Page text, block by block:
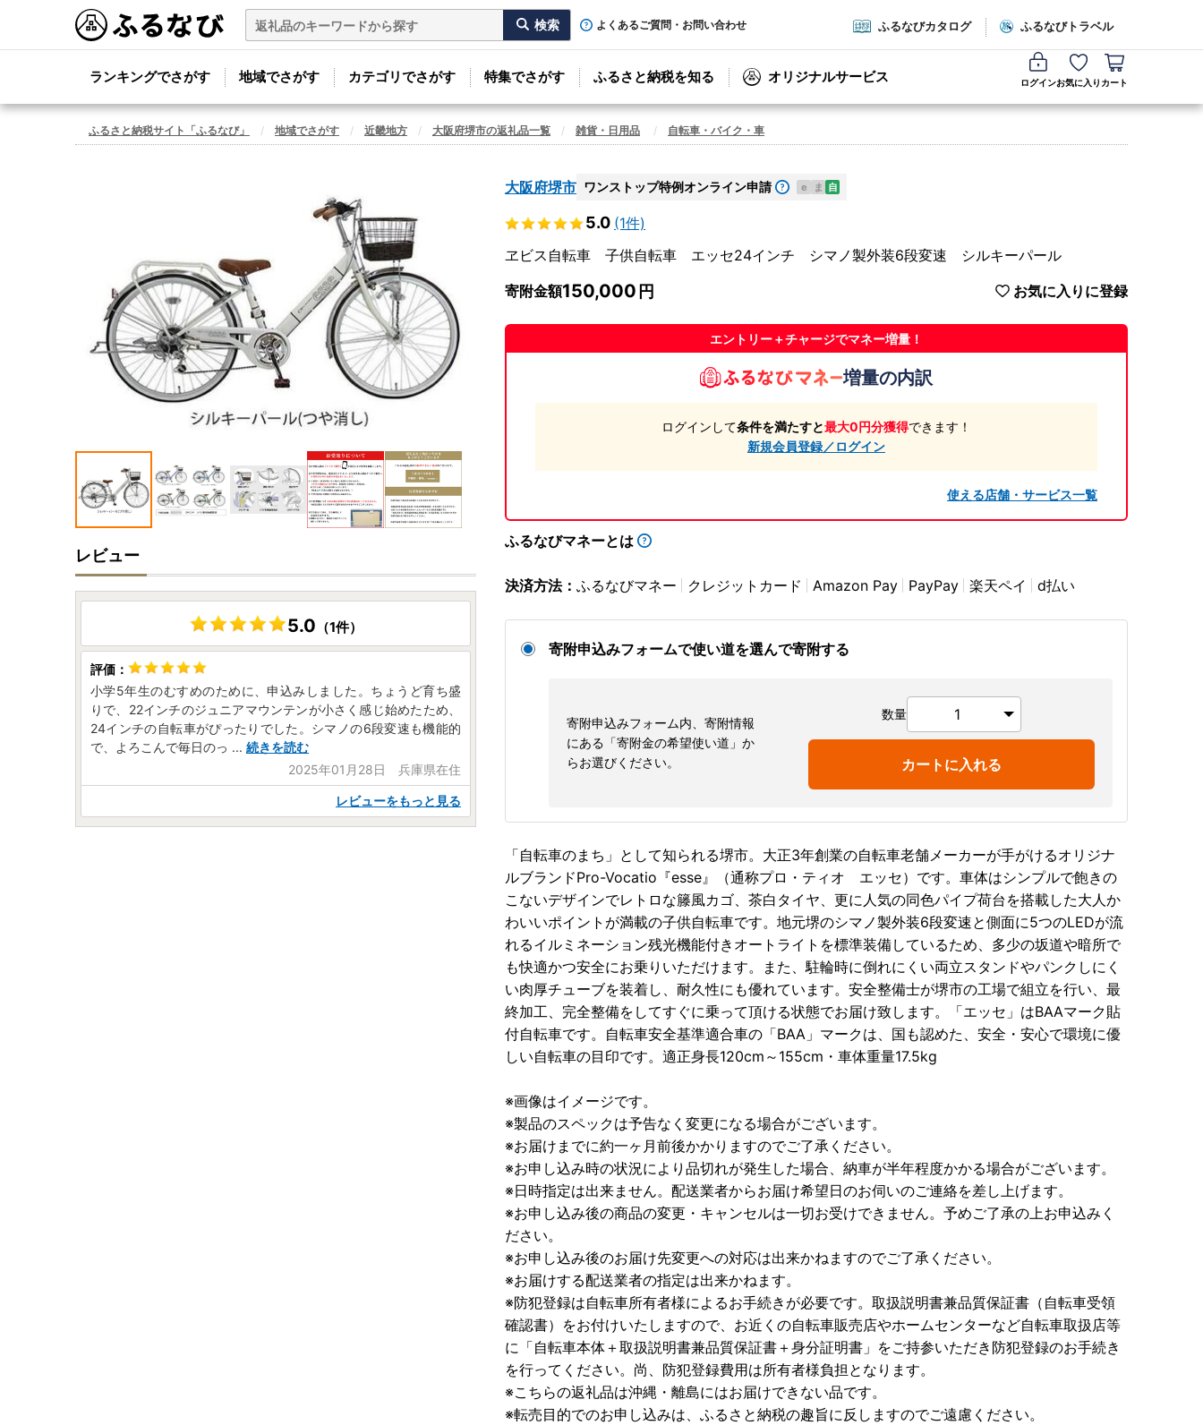
よくあるご質問・お問い合わせ ふるなびカタログ ふるなびトラベル
ランキングでさがす 地域でさがす カテゴリでさがす 特集でさがす ふるさと納税を知る オリジナルサービス ログインお気に入り カート
ふるさと納税サイト「ふるなび」 地域でさがす 近畿地方 大阪府堺市の返礼品一覧 雑貨・日用品 自転車・バイク・車
大阪府堺市 ワンストップ特例オンライン申請 e ま 自
5.0 (1件)
ヱビス自転車 子供自転車 エッセ24インチ シマノ製外装6段変速 シルキーパール
寄附金額150,000 お気に入りに登録
エントリー＋チャージでマネー増量！
増量の内訳
ログインして条件を満たすと最大0円分獲得できます！
新規会員登録／ログイン
使える店舗・サービス一覧
ふるなびマネーとは
決済方法： ふるなびマネー クレジットカード Amazon Pay PayPay 楽天ペイ d払い
寄附申込みフォームで使い道を選んで寄附する
寄附申込みフォーム内、寄附情報
にある「寄附金の希望使い道」か
らお選びください。
数量
カートに入れる
「自転車のまち」として知られる堺市。大正3年創業の自転車老舗メーカーが手がけるオリジナ
ルブランドPro-Vocatio『esse』（通称プロ・ティオ エッセ）です。車体はシンプルで飽きの
こないデザインでレトロな籐風カゴ、茶白タイヤ、更に人気の同色パイプ荷台を搭載した大人か
わいいポイントが満載の子供自転車です。地元堺のシマノ製外装6段変速と側面に5つのLEDが流
れるイルミネーション残光機能付きオートライトを標準装備しているため、多少の坂道や暗所で
も快適かつ安全にお乗りいただけます。また、駐輪時に倒れにくい両立スタンドやパンクしにく
い肉厚チューブを装着し、耐久性にも優れています。安全整備士が堺市の工場で組立を行い、最
終加工、完全整備をしてすぐに乗って頂ける状態でお届け致します。「エッセ」はBAAマーク貼
付自転車です。自転車安全基準適合車の「BAA」マークは、国も認めた、安全・安心で環境に優
しい自転車の目印です。適正身長120cm～155cm・車体重量17.5kg
※画像はイメージです。
※製品のスペックは予告なく変更になる場合がございます。
※お届けまでに約一ヶ月前後かかりますのでご了承ください。
※お申し込み時の状況により品切れが発生した場合、納車が半年程度かかる場合がございます。
※日時指定は出来ません。配送業者からお届け希望日のお伺いのご連絡を差し上げます。
※お申し込み後の商品の変更・キャンセルは一切お受けできません。予めご了承の上お申込みく
ださい。
※お申し込み後のお届け先変更への対応は出来かねますのでご了承ください。
※お届けする配送業者の指定は出来かねます。
※防犯登録は自転車所有者様によるお手続きが必要です。取扱説明書兼品質保証書（自転車受領
確認書）をお付けいたしますので、お近くの自転車販売店やホームセンターなど自転車取扱店等
に「自転車本体＋取扱説明書兼品質保証書＋身分証明書」をご持参いただき防犯登録のお手続き
を行ってください。尚、防犯登録費用は所有者様負担となります。
※こちらの返礼品は沖縄・離島にはお届けできない品です。
※転売目的でのお申し込みは、ふるさと納税の趣旨に反しますのでご遠慮ください。
レビュー
5.0 （1件）
小学5年生のむすめのために、申込みしました。ちょうど育ち盛
りで、22インチのジュニアマウンテンが小さく感じ始めたため、
24インチの自転車がぴったりでした。シマノの6段変速も機能的
で、よろこんで毎日のっ ... 続きを読む
2025年01月28日 兵庫県在住
レビューをもっと見る